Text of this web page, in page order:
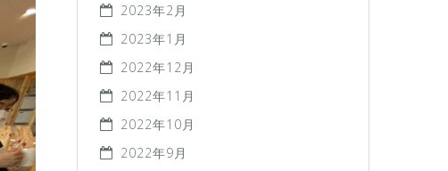
2023年2月
2023年1月
2022年12月
2022年11月
2022年10月
2022年9月